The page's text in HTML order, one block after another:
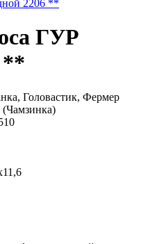
ГУР
**
Головастик, Фермер